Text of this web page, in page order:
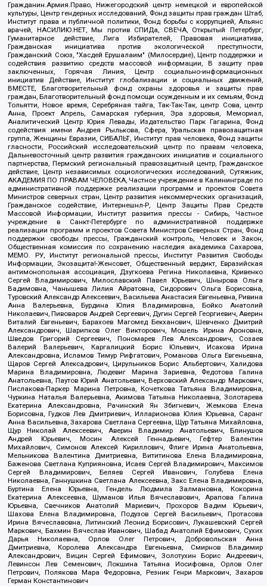
Гражданин.Армия.Право, Нижегородский центр немецкой и европейской
культуры, Центр гендерных исследований, Фонд защиты прав граждан Штаб,
Институт права и публичной политики, Фонд борьбы с коррупцией, Альянс
врачей, НАСИЛИЮ.НЕТ, Мы против СПИДа, СВЕЧА, Открытый Петербург,
Гуманитарное действие, Лига Избирателей, Правовая инициатива,
Гражданская инициатива против экологической преступности,
Гражданский Союз, "Хасдей Ерушалаим" (Милосердие), Центр поддержки и
содействия развитию средств массовой информации, В защиту прав
заключенных, Горячая Линия, Центр социально-информационных
инициатив Действие, Институт глобализации и социальных движений,
ВМЕСТЕ, Благотворительный фонд охраны здоровья и защиты прав
граждан, Благотворительный фонд помощи осужденным и их семьям, Фонд
Тольятти, Новое время, Серебряная тайга, Так-Так-Так, центр Сова, центр
Анна, Проект Апрель, Самарская губерния, Эра здоровья, Мемориал,
Аналитический Центр Юрия Левады, Издательство Парк Гагарина, Фонд
содействия имени Андрея Рылькова, Сфера, Уральская правозащитная
группа, Женщины Евразии, СИБАЛЬТ, Институт прав человека, Фонд защиты
гласности, Российский исследовательский центр по правам человека,
Дальневосточный центр развития гражданских инициатив и социального
партнерства, Пермский региональный правозащитный центр, Гражданское
действие, Центр независимых социологических исследований, Сутяжник,
АКАДЕМИЯ ПО ПРАВАМ ЧЕЛОВЕКА, Частное учреждение в Калининграде по
административной поддержке реализации программ и проектов Совета
Министров северных стран, Центр развития некоммерческих организаций,
Гражданское содействие, Интернешнл-Р, Центр Защиты Прав Средств
Массовой Информации, Институт развития прессы - Сибирь, Частное
учреждение в Санкт-Петербурге по административной поддержке
реализации программ и проектов Совета Министров Северных Стран, Фонд
поддержки свободы прессы, Гражданский контроль, Человек и Закон,
Общественная комиссия по сохранению наследия академика Сахарова,
МЕМО. РУ, Институт региональной прессы, Институт Развития Свободы
Информации, Экозащита!-Женсовет, Общественный вердикт, Евразийская
антимонопольная ассоциация, Дзугкоева Регина Николаевна, Кривенко
Сергей Владимирович, Милославский Павел Юрьевич, Шнырова Ольга
Вадимовна, Чанышева Лилия Айратовна, Сидорович Ольга Борисовна,
Туровский Александр Алексеевич, Васильева Анастасия Евгеньевна, Ривина
Анна Валерьевна, Бурдина Юлия Владимировна, Бойко Анатолий
Николаевич, Пивоваров Андрей Сергеевич, Дугин Сергей Георгиевич, Аверин
Виталий Евгеньевич, Барахоев Магомед Бекханович, Шевченко Дмитрий
Александрович, Шарипков Олег Викторович, Мошель Ирина Ароновна,
Шведов Григорий Сергеевич, Пономарев Лев Александрович, Созаев
Валерий Валерьевич, Каргалицкий Борис Юльевич, Исакова Ирина
Александровна, Исламов Тимур Рифгатович, Романова Ольга Евгеньевна,
Щаров Сергей Алексадрович, Цирульников Борис Альбертович, Халидова
Марина Владимировна, Людевиг Марина Зариевна, Федотова Галина
Анатольевна, Паутов Юрий Анатольевич, Верховский Александр Маркович,
Пислакова-Паркер Марина Петровна, Кочеткова Татьяна Владимировна,
Чуркина Наталья Валерьевна, Акимова Татьяна Николаевна, Золотарева
Екатерина Александровна, Рачинский Ян Збигневич, Жемкова Елена
Борисовна, Гудков Лев Дмитриевич, Илларионова Юлия Юрьевна, Саранг
Анна Васильевна, Захарова Светлана Сергеевна, Щур Татьяна Михайловна,
Щур Николай Алексеевич, Аверин Владимир Анатольевич, Блинушов
Андрей Юрьевич, Мосин Алексей Геннадьевич, Гефтер Валентин
Михайлович, Симонов Алексей Кириллович, Флиге Ирина Анатольевна,
Мельникова Валентина Дмитриевна, Вититинова Елена Владимировна,
Баженова Светлана Куприяновна, Исаев Сергей Владимирович, Максимов
Сергей Владимирович, Беляев Сергей Иванович, Голубева Елена
Николаевна, Ганнушкина Светлана Алексеевна, Закс Елена Владимировна,
Буртина Елена Юрьевна, Гендель Людмила Залмановна, Кокорина
Екатерина Алексеевна, Шуманов Илья Вячеславович, Арапова Галина
Юрьевна, Свечников Анатолий Мариевич, Прохоров Вадим Юрьевич,
Шахова Елена Владимировна, Подузов Сергей Васильевич, Протасова
Ирина Вячеславовна, Литинский Леонид Борисович, Лукашевский Сергей
Маркович, Бахмин Вячеслав Иванович, Шабад Анатолий Ефимович, Сухих
Дарья Николаевна, Орлов Олег Петрович, Добровольская Анна
Дмитриевна, Королева Александра Евгеньевна, Смирнов Владимир
Александрович, Вицин Сергей Ефимович, Золотухин Борис Андреевич,
Левинсон Лев Семенович, Локшина Татьяна Иосифовна, Орлов Олег
Петрович, Полякова Мара Федоровна, Резник Генри Маркович, Захаров
Герман Константинович